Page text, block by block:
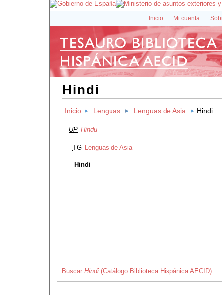
Inicio Mi cuenta
Hindi
Inicio Lenguas Lenguas de Asia Hindi
UP Hindu
TG Lenguas de Asia
Hindi
Buscar Hindi (Catálogo Biblioteca Hispánica AECID)